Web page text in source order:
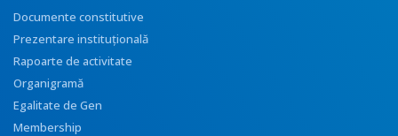
Documente constitutive
Prezentare instituţională
Rapoarte de activitate
Organigramă
Egalitate de Gen
Membership